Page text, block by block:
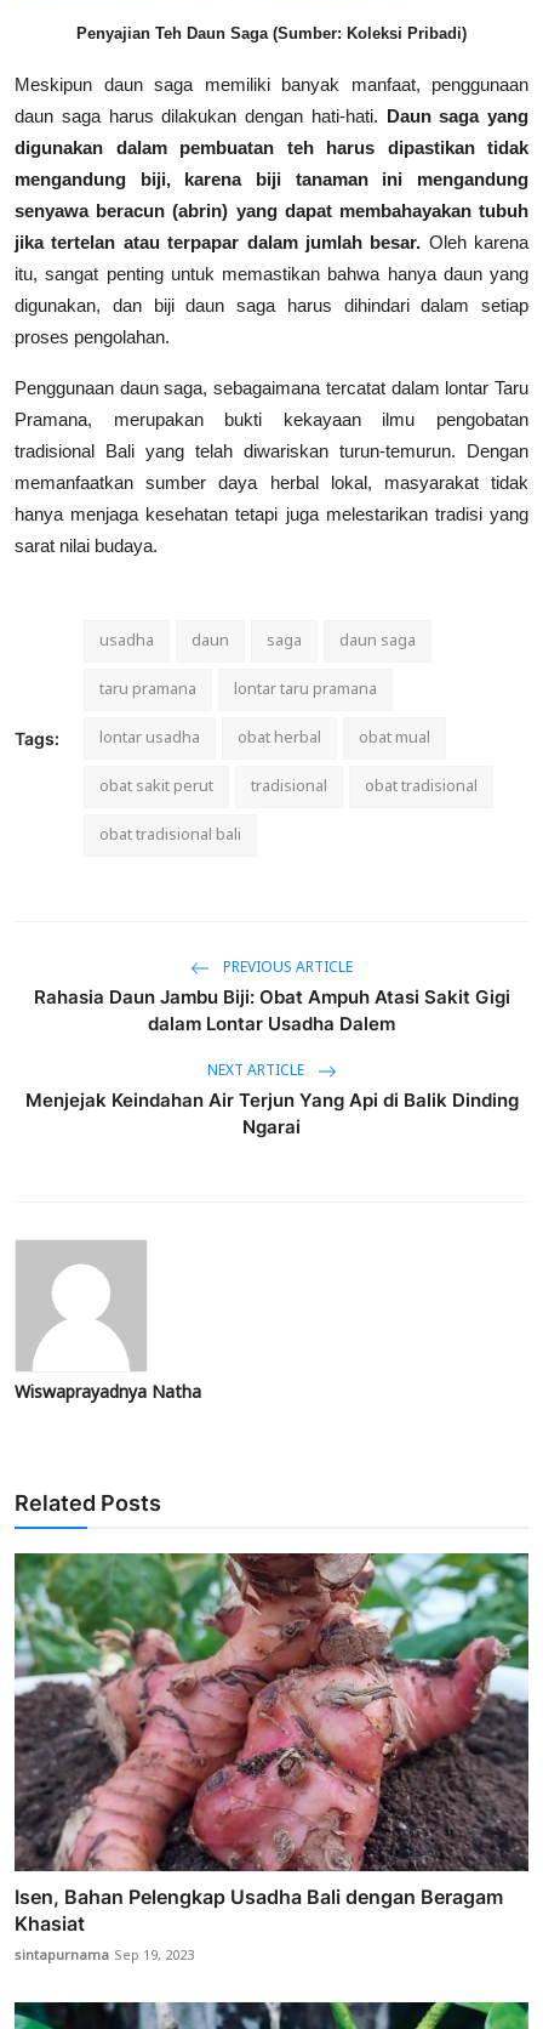
Penyajian Teh Daun Saga (Sumber: Koleksi Pribadi)
Meskipun daun saga memiliki banyak manfaat, penggunaan
daun saga harus dilakukan dengan hati-hati. Daun saga yang
digunakan dalam pembuatan teh harus dipastikan tidak
mengandung biji, karena biji tanaman ini mengandung
senyawa beracun (abrin) yang dapat membahayakan tubuh
jika tertelan atau terpapar dalam jumlah besar. Oleh karena
itu, sangat penting untuk memastikan bahwa hanya daun yang
digunakan, dan biji daun saga harus dihindari dalam setiap
proses pengolahan.
Penggunaan daun saga, sebagaimana tercatat dalam lontar Taru
Pramana, merupakan bukti kekayaan ilmu pengobatan
tradisional Bali yang telah diwariskan turun-temurun. Dengan
memanfaatkan sumber daya herbal lokal, masyarakat tidak
hanya menjaga kesehatan tetapi juga melestarikan tradisi yang
sarat nilai budaya.
Tags:
usadha daun saga
daun saga
taru pramana
lontar taru pramana
lontar usadha
obat herbal
obat mual
obat sakit perut
tradisional
obat tradisional
obat tradisional bali
PREVIOUS ARTICLE
Rahasia Daun Jambu Biji: Obat Ampuh Atasi Sakit Gigi
dalam Lontar Usadha Dalem
NEXT ARTICLE
Menjejak Keindahan Air Terjun Yang Api di Balik Dinding
Ngarai
Wiswaprayadnya Natha
Related Posts
Isen, Bahan Pelengkap Usadha Bali dengan Beragam
Khasiat
sintapurnama Sep 19, 2023